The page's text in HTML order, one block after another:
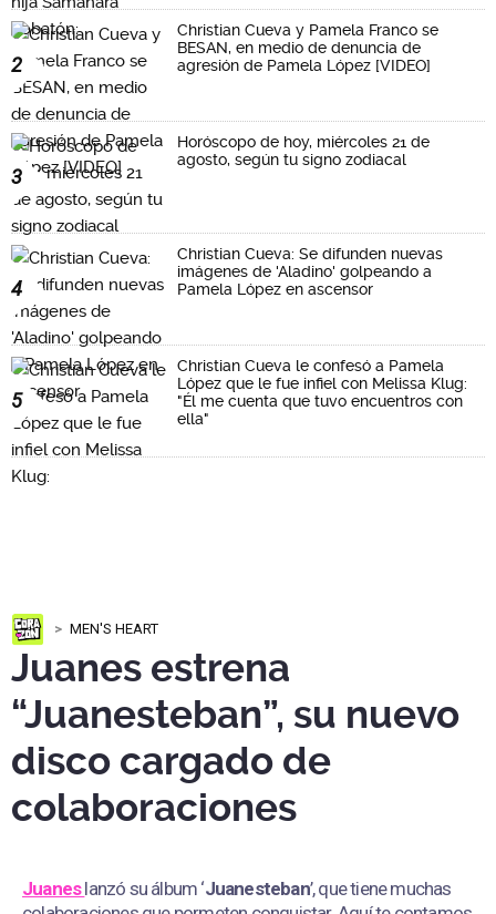
2
Christian Cueva y Pamela Franco se
BESAN, en medio de denuncia de
agresión de Pamela López [VIDEO]
3
Horóscopo de hoy, miércoles 21 de
agosto, según tu signo zodiacal
4
Christian Cueva: Se difunden nuevas
imágenes de 'Aladino' golpeando a
Pamela López en ascensor
5
Christian Cueva le confesó a Pamela
López que le fue infiel con Melissa Klug:
"Él me cuenta que tuvo encuentros con
ella"
MEN'S HEART
Juanes estrena
“Juanesteban”, su nuevo
disco cargado de
colaboraciones
Juaneslanzó su álbum ‘Juanesteban’, que tiene muchas